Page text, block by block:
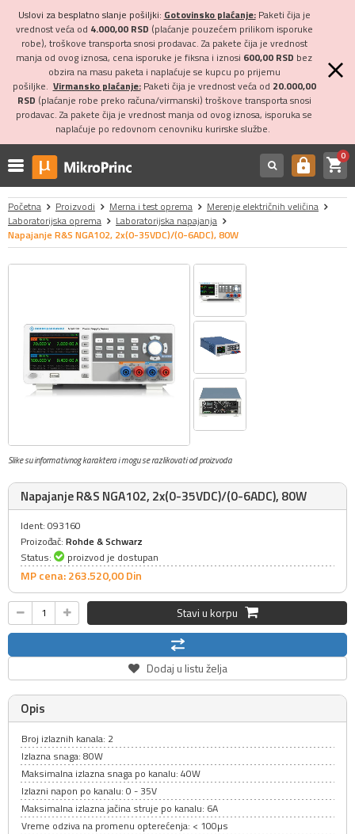
Uslovi za besplatno slanje pošiljki: Gotovinsko plaćanje:Paketi čija je
vrednost veća od 4.000,00 RSD (plaćanje pouzećem prilikom isporuke
robe), troškove transporta snosi prodavac. Za pakete čija je vrednost
manja od ovog iznosa, cena isporuke je fiksna i iznosi 600,00 RSD bez
obzira na masu paketa i naplaćuje se kupcu po prijemu
pošiljke. Virmansko plaćanje:Paketi čija je vrednost veća od 20.000,00
RSD (plaćanje robe preko računa/virmanski) troškove transporta snosi
prodavac. Za pakete čija je vrednost manja od ovog iznosa, isporuka se
naplaćuje po redovnom cenovniku kurirske službe.
https shopping_cart0
Početna Proizvodi Merna i test oprema
Merenje električnih veličina
Laboratorijska oprema
Laboratorijska napajanja
Napajanje R&S NGA102, 2x(0-35VDC)/(0-6ADC), 80W
Slike su informativnog karaktera i mogu se razlikovati od proizvoda
Napajanje R&S NGA102, 2x(0-35VDC)/(0-6ADC), 80W
Ident: 093160
Proizođač: Rohde & Schwarz
Status:
proizvod je dostupan
MP cena: 263.520,00Din
Stavi u korpu
Dodaj u listu želja
Opis
Broj izlaznih kanala: 2
Izlazna snaga: 80W
Maksimalna izlazna snaga po kanalu: 40W
Izlazni napon po kanalu: 0 - 35V
Maksimalna izlazna jačina struje po kanalu: 6A
Vreme odziva na promenu opterećenja: < 100µs